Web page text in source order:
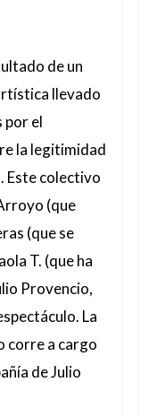
de un
llevado
por el
la legitimidad
Este colectivo
(que
(que se
T. (que ha
Provencio,
La
corre a cargo
de Julio